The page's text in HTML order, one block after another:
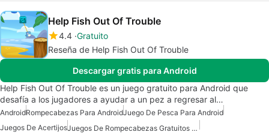
Help Fish Out Of Trouble
4.4 Gratuito
Reseña de Help Fish Out Of Trouble
Descargar gratis para Android
Help Fish Out Of Trouble es un juego gratuito para Android que
desafía a los jugadores a ayudar a un pez a regresar al…
AndroidRompecabezas Para AndroidJuego De Pesca Para Android
Juegos De Acertijos
Juegos De Rompecabezas Gratuitos Para Android